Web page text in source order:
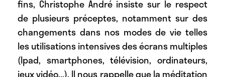
fins, Christophe André insiste sur le respect
de plusieurs préceptes, notamment sur des
changements dans nos modes de vie telles
les utilisations intensives des écrans multiples
(Ipad, smartphones, télévision, ordinateurs,
jeux vidéo...). Il nous rappelle que la méditation